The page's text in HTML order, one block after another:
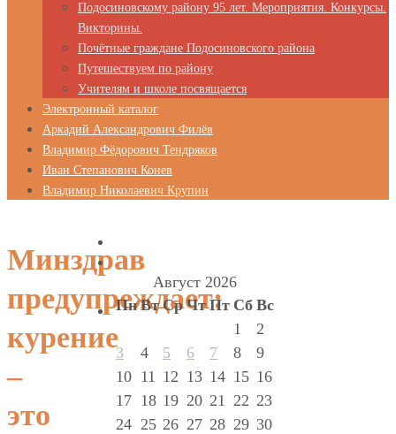
Подосиновскому району 95 лет. Мероприятия. Конкурсы.
Викторины.
Почётные граждане Подосиновского района
Путешествуем по району
Учителям и школе посвящается
Электронный каталог
Аркадий Александрович Филёв
Владимир Фёдорович Тендряков
Иван Степанович Конев
Владимир Николаевич Крупин
Минздрав
предупреждает:
курение
–
это
Август 2026
Пн Вт Ср Чт Пт Сб Вс
1
2
3
4 5 6 7 8
9
10 11 12 13 14 15 16
17 18 19 20 21 22 23
24 25 26 27 28 29 30